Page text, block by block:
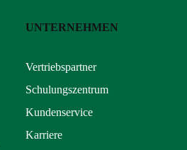
UNTERNEHMEN
Vertriebspartner
Schulungszentrum
Kundenservice
Karriere